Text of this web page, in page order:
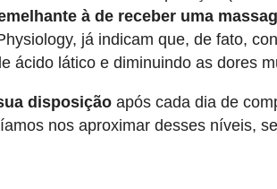
à de receber uma
já indicam que, de fato,
ácido lático e diminuindo as dores
disposição após cada dia de
nos aproximar desses níveis,